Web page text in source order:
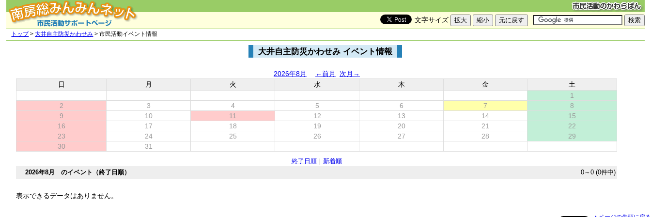
文字サイズ
トップ>大井自主防災かわせみ > 市民活動イベント情報
大井自主防災かわせみ イベント情報
2026年8月 ←前月
次月→
日
月 火 水 木 金
土
1
2
3 4 5 6 7
8
9
10 11 12 13 14
15
16
17 18 19 20 21
22
23
24 25 26 27 28
29
30
31
終了日順｜ 新着順
2026年8月 のイベント（終了日順）
0～0 (0件中)
表示できるデータはありません。